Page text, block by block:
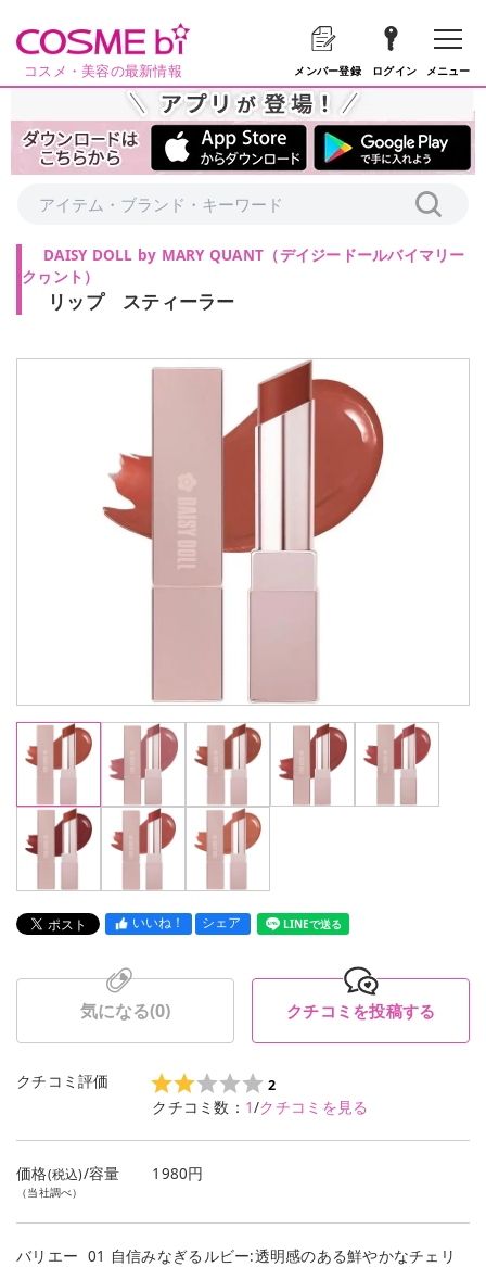
コスメ・美容の最新情報 メンバー登録 ログイン メニュー
DAISY DOLL by MARY QUANT （デイジードールバイマリー
クヮント ）
リップ スティーラー
いいね！ シェア LINEで送る
気になる(0) クチコミを投稿する
クチコミ評価 2
クチコミ数： 1/クチコミを見る
価格(税込)/容量
（当社調べ）
1980円
バリエー 01 自信みなぎるルビー:透明感のある鮮やかなチェリ